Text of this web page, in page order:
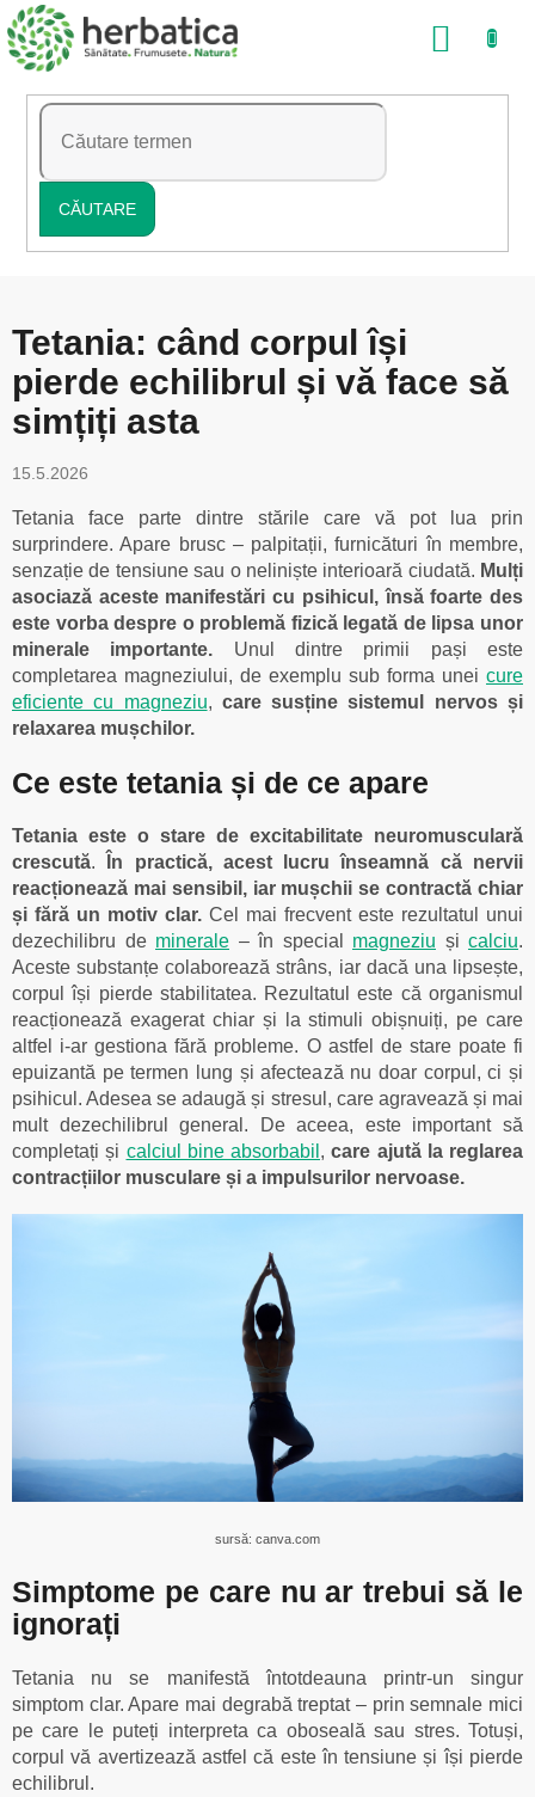
Treci
la
conținut
CĂUTARE
COŞ
Tetania: când corpul își
pierde echilibrul și vă face să
simțiți asta
15.5.2026
Tetania face parte dintre stările care vă pot lua prin
surprindere. Apare brusc – palpitații, furnicături în membre,
senzație de tensiune sau o neliniște interioară ciudată. Mulți
asociază aceste manifestări cu psihicul, însă foarte des
este vorba despre o problemă fizică legată de lipsa unor
minerale importante. Unul dintre primii pași este
completarea magneziului, de exemplu sub forma unei cure
eficiente cu magneziu, care susține sistemul nervos și
relaxarea mușchilor.
Ce este tetania și de ce apare
Tetania este o stare de excitabilitate neuromusculară
crescută.
În practică, acest lucru înseamnă că nervii
reacționează mai sensibil, iar mușchii se contractă chiar
și fără un motiv clar. Cel mai frecvent este rezultatul unui
dezechilibru de minerale – în special magneziu și calciu.
Aceste substanțe colaborează strâns, iar dacă una lipsește,
corpul își pierde stabilitatea. Rezultatul este că organismul
reacționează exagerat chiar și la stimuli obișnuiți, pe care
altfel i-ar gestiona fără probleme. O astfel de stare poate fi
epuizantă pe termen lung și afectează nu doar corpul, ci și
psihicul. Adesea se adaugă și stresul, care agravează și mai
mult dezechilibrul general. De aceea, este important să
completați și calciul bine absorbabil ,care ajută la reglarea
contracțiilor musculare și a impulsurilor nervoase.
sursă: canva.com
Simptome pe care nu ar trebui să le
ignorați
Tetania nu se manifestă întotdeauna printr-un singur
simptom clar. Apare mai degrabă treptat – prin semnale mici
pe care le puteți interpreta ca oboseală sau stres. Totuși,
corpul vă avertizează astfel că este în tensiune și își pierde
echilibrul.